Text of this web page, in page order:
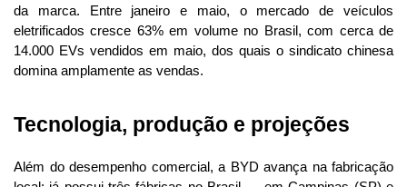
da marca. Entre janeiro e maio, o mercado de veículos
eletrificados cresce 63% em volume no Brasil, com cerca de
14.000 EVs vendidos em maio, dos quais o sindicato chinesa
domina amplamente as vendas.
Tecnologia, produção e projeções
Além do desempenho comercial, a BYD avança na fabricação